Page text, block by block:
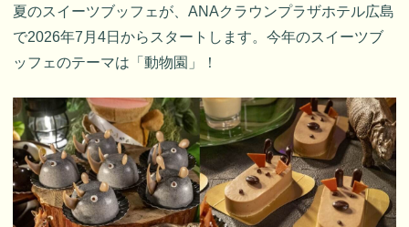
夏のスイーツブッフェが、ANAクラウンプラザホテル広島
で2026年7月4日からスタートします。今年のスイーツブ
ッフェのテーマは「動物園」！